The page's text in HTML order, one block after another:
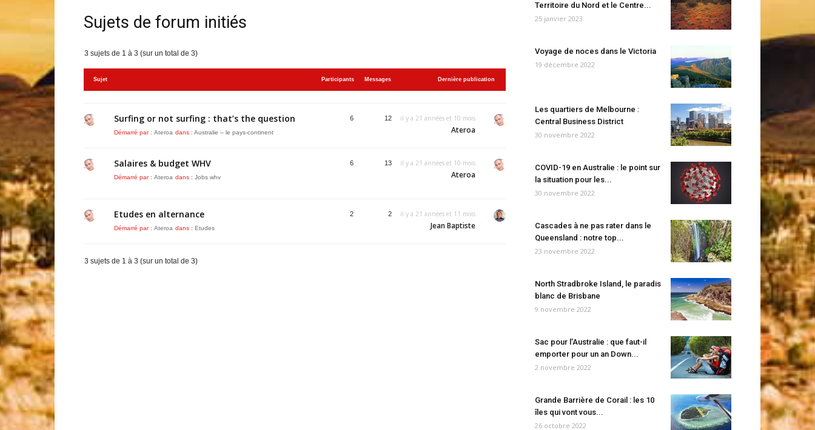
Sujets de forum initiés
3 sujets de 1 à 3 (sur un total de 3)
Sujet Participants Messages Dernière publication
Surfing or not surfing : that’s the question
Démarré par : Ateroa dans : Australie – le pays-continent
6 12 il y a 21 années et 10 mois
Ateroa
Salaires & budget WHV
Démarré par : Ateroa dans : Jobs whv
6 13 il y a 21 années et 10 mois
Ateroa
Etudes en alternance
Démarré par : Ateroa dans : Etudes
2 2 il y a 21 années et 11 mois
Jean Baptiste
3 sujets de 1 à 3 (sur un total de 3)
Territoire du Nord et le Centre...
25 janvier 2023
Voyage de noces dans le Victoria
19 décembre 2022
Les quartiers de Melbourne :
Central Business District
30 novembre 2022
COVID-19 en Australie : le point sur
la situation pour les...
30 novembre 2022
Cascades à ne pas rater dans le
Queensland : notre top...
23 novembre 2022
North Stradbroke Island, le paradis
blanc de Brisbane
9 novembre 2022
Sac pour l’Australie : que faut-il
emporter pour un an Down...
2 novembre 2022
Grande Barrière de Corail : les 10
îles qui vont vous...
26 octobre 2022